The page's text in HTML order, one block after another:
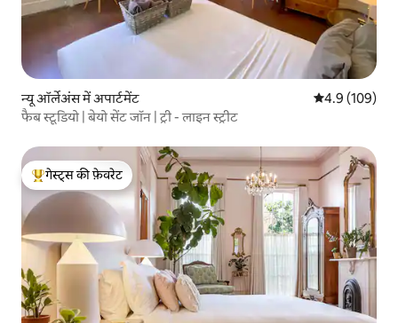
न्यू ऑर्लेअंस में अपार्टमेंट औसत रेटिंग 5 में
4.9 (109)
फैब स्टूडियो | बेयो सेंट जॉन | ट्री - लाइन स्ट्रीट
गेस्ट्स का टॉप फ़ेवरेट
गेस्ट्स की फ़ेवरेट